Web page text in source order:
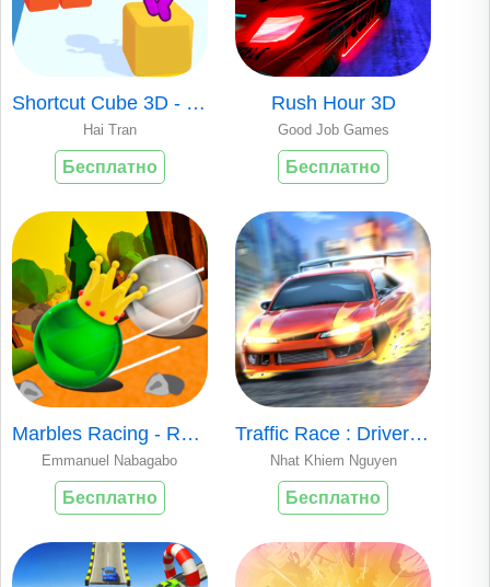
Shortcut Cube 3D - Color Rush
Hai Tran
Бесплатно
Rush Hour 3D
Good Job Games
Бесплатно
Marbles Racing - Rolling ball
Emmanuel Nabagabo
Бесплатно
Traffic Race : Driver Master
Nhat Khiem Nguyen
Бесплатно